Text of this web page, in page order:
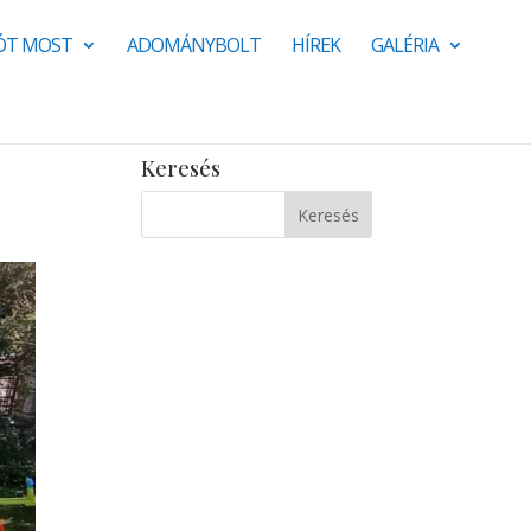
MOST ADOMÁNYBOLT HÍREK GALÉRIA
Keresés